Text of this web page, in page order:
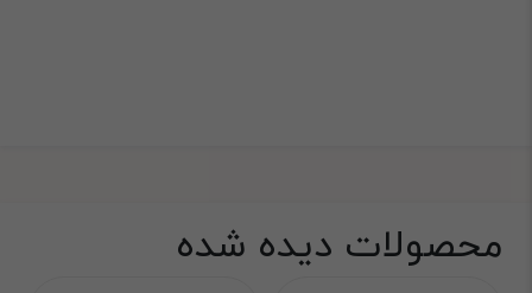
محصولات دیده شده